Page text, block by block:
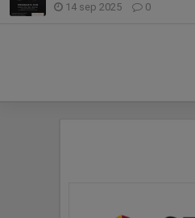
14 sep 2025 0